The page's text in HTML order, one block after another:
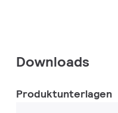
Downloads
Produktunterlagen